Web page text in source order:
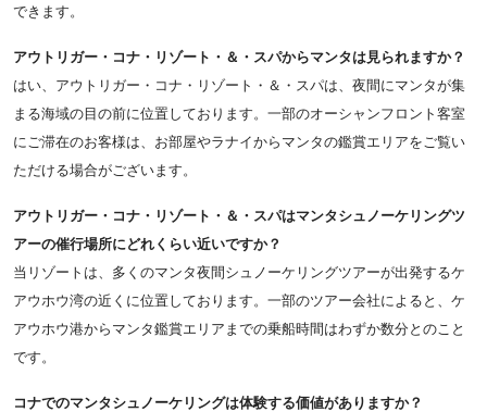
できます。
アウトリガー・コナ・リゾート・＆・スパからマンタは見られますか？
はい、アウトリガー・コナ・リゾート・＆・スパは、夜間にマンタが集
まる海域の目の前に位置しております。一部のオーシャンフロント客室
にご滞在のお客様は、お部屋やラナイからマンタの鑑賞エリアをご覧い
ただける場合がございます。
アウトリガー・コナ・リゾート・＆・スパはマンタシュノーケリングツ
アーの催行場所にどれくらい近いですか？
当リゾートは、多くのマンタ夜間シュノーケリングツアーが出発するケ
アウホウ湾の近くに位置しております。一部のツアー会社によると、ケ
アウホウ港からマンタ鑑賞エリアまでの乗船時間はわずか数分とのこと
です。
コナでのマンタシュノーケリングは体験する価値がありますか？